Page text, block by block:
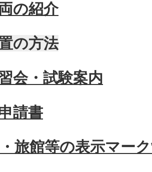
の紹介
の方法
会・試験案内
請書
旅館等の表示マー